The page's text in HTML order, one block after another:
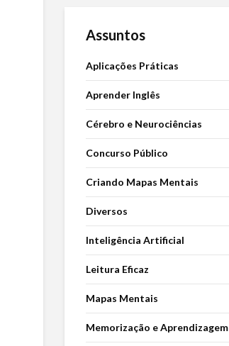
Assuntos
Aplicações Práticas
Aprender Inglês
Cérebro e Neurociências
Concurso Público
Criando Mapas Mentais
Diversos
Inteligência Artificial
Leitura Eficaz
Mapas Mentais
Memorização e Aprendizagem